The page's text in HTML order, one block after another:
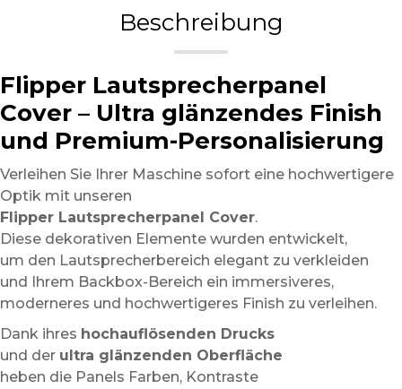
Beschreibung
Flipper Lautsprecherpanel
Cover – Ultra glänzendes Finish
und Premium-Personalisierung
Verleihen Sie Ihrer Maschine sofort eine hochwertigere
Optik mit unseren
Flipper Lautsprecherpanel Cover.
Diese dekorativen Elemente wurden entwickelt,
um den Lautsprecherbereich elegant zu verkleiden
und Ihrem Backbox-Bereich ein immersiveres,
moderneres und hochwertigeres Finish zu verleihen.
Dank ihres hochauflösenden Drucks
und der ultra glänzenden Oberfläche
heben die Panels Farben, Kontraste